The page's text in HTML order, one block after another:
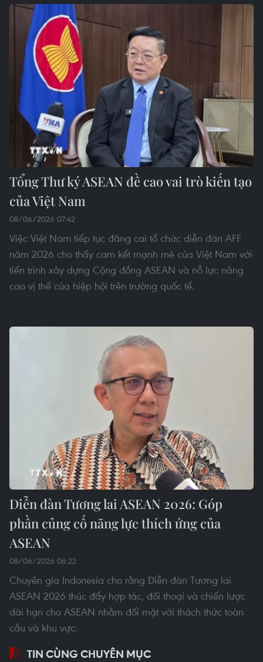
Tổng Thư ký ASEAN đề cao vai trò kiến tạo
của Việt Nam
08/06/2026 07:42
Việc Việt Nam tiếp tục đăng cai tổ chức diễn đàn AFF
năm 2026 cho thấy cam kết mạnh mẽ của Việt Nam với
tiến trình xây dựng Cộng đồng ASEAN và nỗ lực nâng
cao vị thế của hiệp hội trên trường quốc tế.
Diễn đàn Tương lai ASEAN 2026: Góp
phần củng cố năng lực thích ứng của
ASEAN
08/06/2026 06:22
Chuyên gia Indonesia cho rằng Diễn đàn Tương lai
ASEAN 2026 thúc đẩy hợp tác, đối thoại và chiến lược
dài hạn cho ASEAN nhằm đối mặt với thách thức toàn
cầu và khu vực.
TIN CÙNG CHUYÊN MỤC